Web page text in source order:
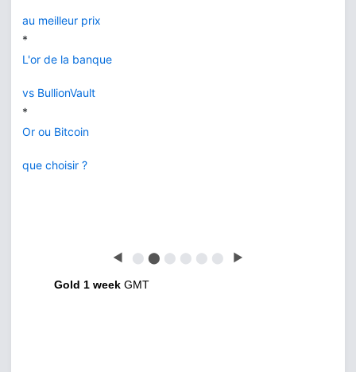
au meilleur prix
*
L'or de la banque
vs BullionVault
*
Or ou Bitcoin
que choisir ?
◀ ⬤ ⬤ ⬤ ⬤ ⬤ ⬤ ▶
Gold 1 week GMT